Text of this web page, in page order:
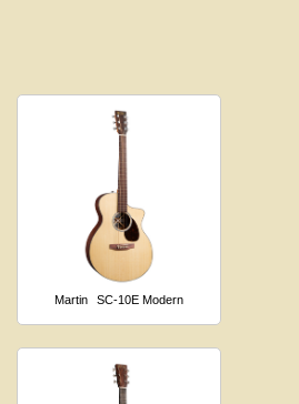
Martin SC-10E Modern